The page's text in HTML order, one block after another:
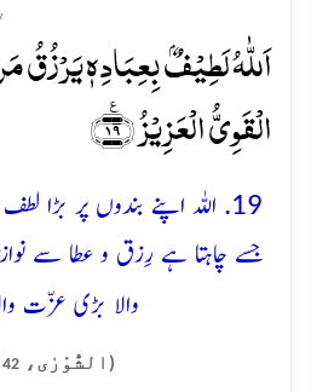
اَللّٰہُ لَطِیۡفٌۢ بِعِبَادِہٖ یَرۡزُقُ
الۡقَوِیُّ الۡعَزِیۡزُ ﴿٪۱۹﴾
19. اللہ اپنے بندوں پر بڑا
جسے چاہتا ہے رِزق و عطا سے
والا بڑی عزّت
(الشُّوْرٰی، 42